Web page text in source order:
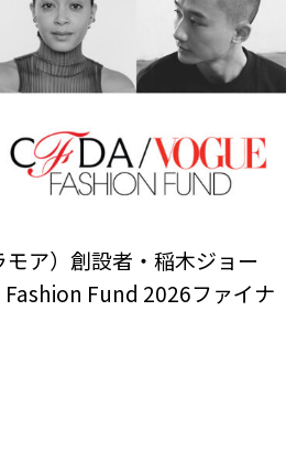
モア）創設者・稲木ジョー
Fashion Fund 2026ファイナ